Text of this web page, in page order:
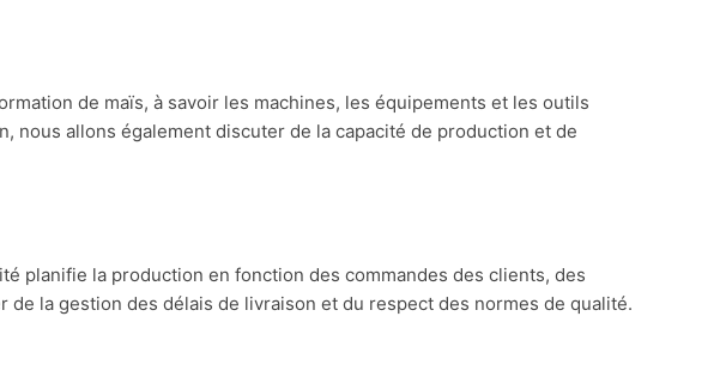
de maïs, à savoir les machines, les équipements et les outils
nous allons également discuter de la capacité de production et de
planifie la production en fonction des commandes des clients, des
de la gestion des délais de livraison et du respect des normes de qualité.